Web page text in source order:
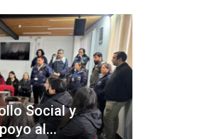
Social y
al...